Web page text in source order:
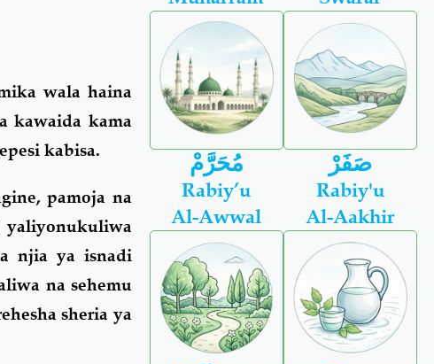
wala haina
kawaida kama
kabisa.
pamoja na
yaliyonukuliwa
njia ya isnadi
na sehemu
sheria ya
مُحَرَّمْ صَفَرْ
Rabiy’u
Al-Awwal
Rabiy'u
Al-Aakhir